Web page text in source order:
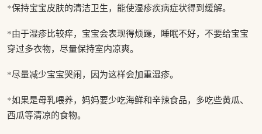
*保持宝宝皮肤的清洁卫生，能使湿疹疾病症状得到缓解。
*由于湿疹比较痒，宝宝会表现得烦躁，睡眠不好，不要给宝宝
穿过多衣物，尽量保持室内凉爽。
*尽量减少宝宝哭闹，因为这样会加重湿疹。
*如果是母乳喂养，妈妈要少吃海鲜和辛辣食品，多吃些黄瓜、
西瓜等清凉的食物。